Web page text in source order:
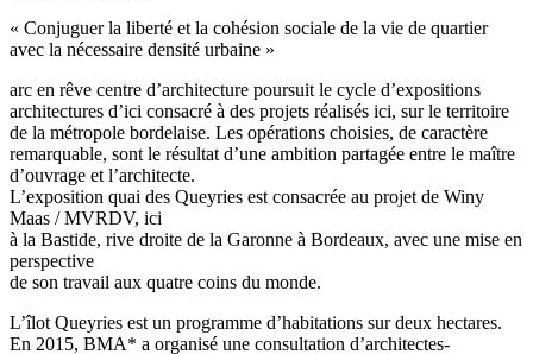
« Conjuguer la liberté et la cohésion sociale de la vie de quartier
avec la nécessaire densité urbaine »
arc en rêve centre d’architecture poursuit le cycle d’expositions
architectures d’ici consacré à des projets réalisés ici, sur le territoire
de la métropole bordelaise. Les opérations choisies, de caractère
remarquable, sont le résultat d’une ambition partagée entre le maître
d’ouvrage et l’architecte.
L’exposition quai des Queyries est consacrée au projet de Winy
Maas / MVRDV, ici
à la Bastide, rive droite de la Garonne à Bordeaux, avec une mise en
perspective
de son travail aux quatre coins du monde.
L’îlot Queyries est un programme d’habitations sur deux hectares.
En 2015, BMA* a organisé une consultation d’architectes-